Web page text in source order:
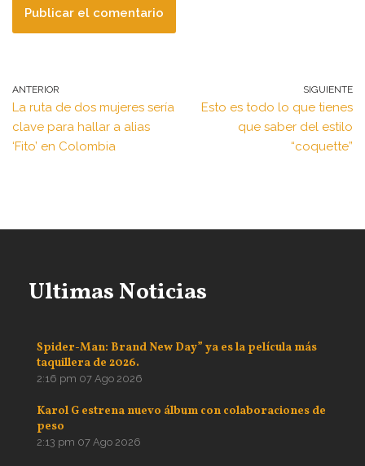
ANTERIOR
La ruta de dos mujeres sería
clave para hallar a alias
‘Fito’ en Colombia
SIGUIENTE
Esto es todo lo que tienes
que saber del estilo
“coquette”
Ultimas Noticias
Spider-Man: Brand New Day” ya es la película más
taquillera de 2026.
2:16 pm 07 Ago 2026
Karol G estrena nuevo álbum con colaboraciones de
peso
2:13 pm 07 Ago 2026